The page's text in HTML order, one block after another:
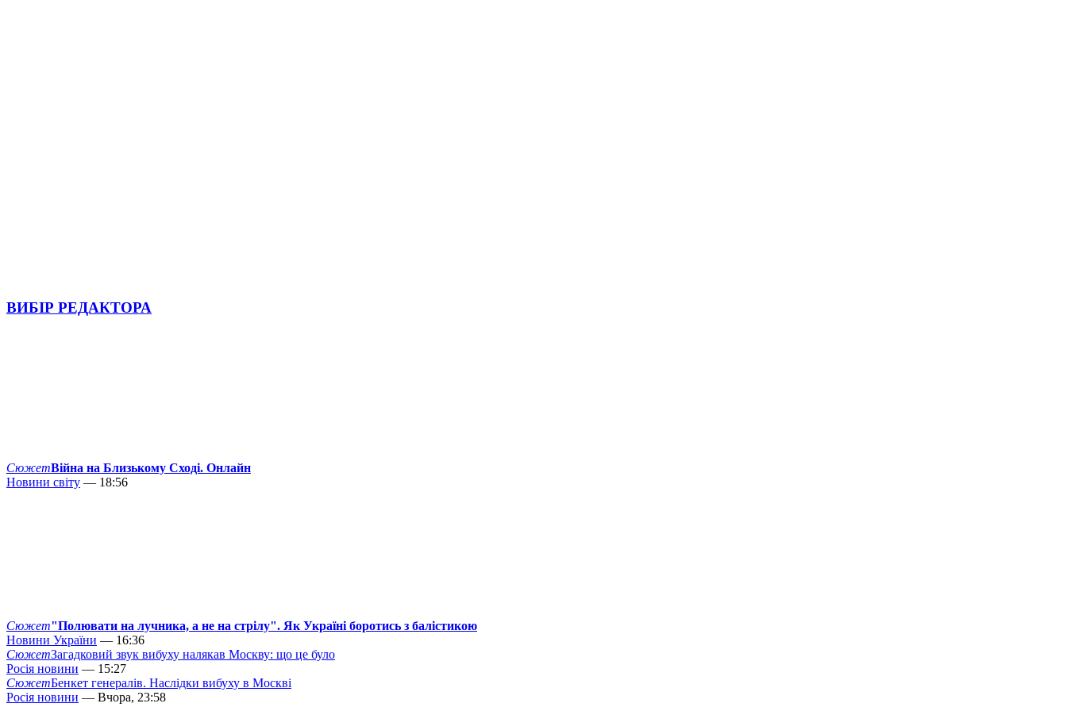
ВИБІР РЕДАКТОРА
СюжетВійна на Близькому Сході. Онлайн
Новини світу — 18:56
Сюжет"Полювати на лучника, а не на стрілу". Як Україні боротись з балістикою
Новини України — 16:36
СюжетЗагадковий звук вибуху налякав Москву: що це було
Росія новини — 15:27
СюжетБенкет генералів. Наслідки вибуху в Москві
Росія новини — Вчора, 23:58